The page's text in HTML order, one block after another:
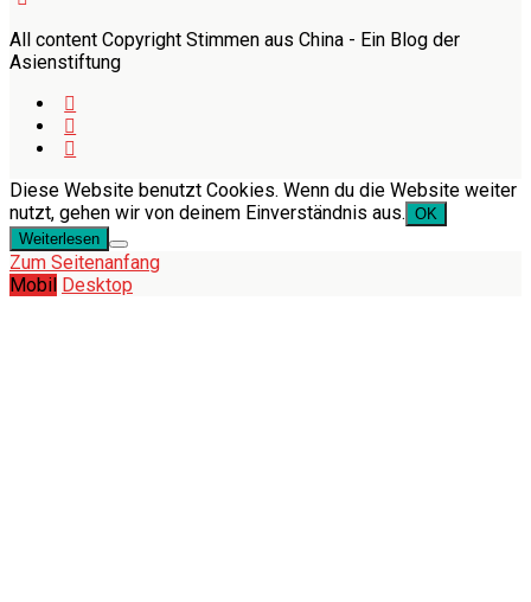
All content Copyright Stimmen aus China - Ein Blog der
Asienstiftung
Diese Website benutzt Cookies. Wenn du die Website weiter
nutzt, gehen wir von deinem Einverständnis aus. OK
Weiterlesen
Zum Seitenanfang
Mobil Desktop